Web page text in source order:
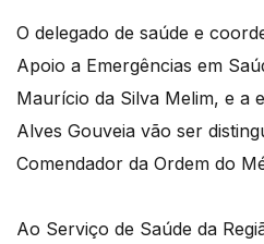
O delegado de saúde e
Apoio a Emergências em
Maurício da Silva Melim, e a
Alves Gouveia vão ser
Comendador da Ordem do
Ao Serviço de Saúde da